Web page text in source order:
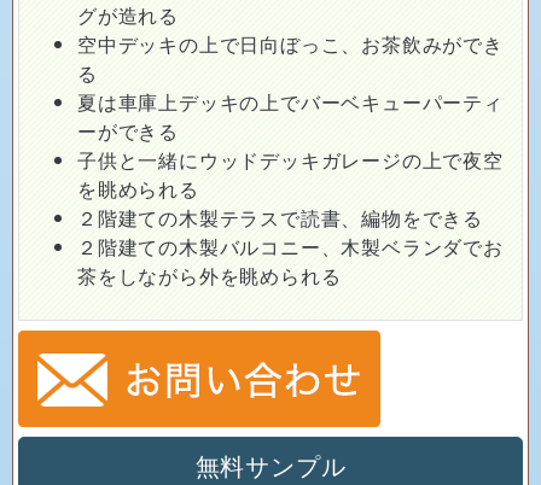
グが造れる
空中デッキの上で日向ぼっこ、お茶飲みができ
る
夏は車庫上デッキの上でバーベキューパーティ
ーができる
子供と一緒にウッドデッキガレージの上で夜空
を眺められる
２階建ての木製テラスで読書、編物をできる
２階建ての木製バルコニー、木製ベランダでお
茶をしながら外を眺められる
無料サンプル